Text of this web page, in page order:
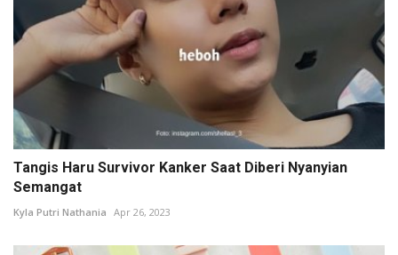
Tangis Haru Survivor Kanker Saat Diberi Nyanyian
Semangat
Kyla Putri Nathania Apr 26, 2023